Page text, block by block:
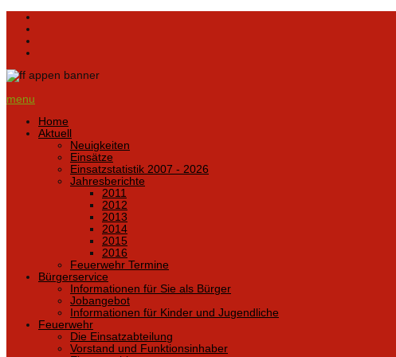
menu
Home
Aktuell
Neuigkeiten
Einsätze
Einsatzstatistik 2007 - 2026
Jahresberichte
2011
2012
2013
2014
2015
2016
Feuerwehr Termine
Bürgerservice
Informationen für Sie als Bürger
Jobangebot
Informationen für Kinder und Jugendliche
Feuerwehr
Die Einsatzabteilung
Vorstand und Funktionsinhaber